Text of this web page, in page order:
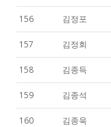
156 김정포
157 김정회
158 김종득
159 김종석
160 김종욱